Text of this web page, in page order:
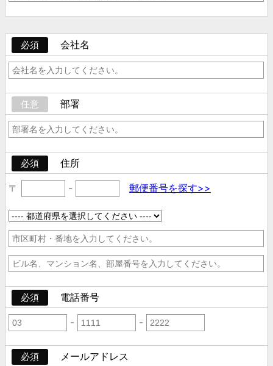
必須 会社名
任意 部署
必須 住所
〒 - 郵便番号を探す>>
必須 電話番号
- -
必須 メールアドレス